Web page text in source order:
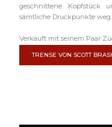
geschnittene Kopfstück
sämtliche Druckpunkte weg.
Verkauft mit seinem Paar
TRENSE VON SCOTT